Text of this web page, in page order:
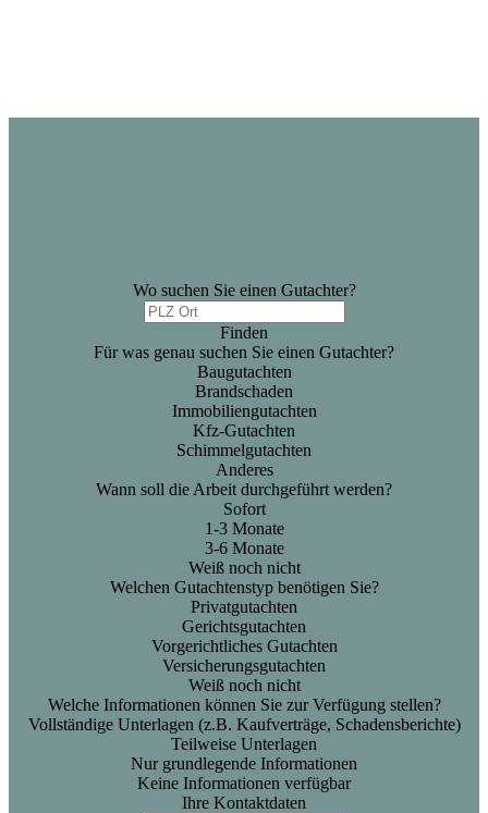
Wo suchen Sie einen Gutachter?
Finden
Für was genau suchen Sie einen Gutachter?
Baugutachten
Brandschaden
Immobiliengutachten
Kfz-Gutachten
Schimmelgutachten
Anderes
Wann soll die Arbeit durchgeführt werden?
Sofort
1-3 Monate
3-6 Monate
Weiß noch nicht
Welchen Gutachtenstyp benötigen Sie?
Privatgutachten
Gerichtsgutachten
Vorgerichtliches Gutachten
Versicherungsgutachten
Weiß noch nicht
Welche Informationen können Sie zur Verfügung stellen?
Vollständige Unterlagen (z.B. Kaufverträge, Schadensberichte)
Teilweise Unterlagen
Nur grundlegende Informationen
Keine Informationen verfügbar
Ihre Kontaktdaten